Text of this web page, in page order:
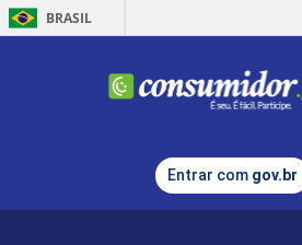
BRASIL
Entrar com gov.br